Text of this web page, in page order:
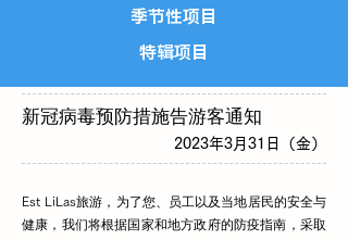
季节性项目
特辑项目
新冠病毒预防措施告游客通知
2023年3月31日（金）
Est LiLas旅游，为了您、员工以及当地居民的安全与
健康，我们将根据国家和地方政府的防疫指南，采取